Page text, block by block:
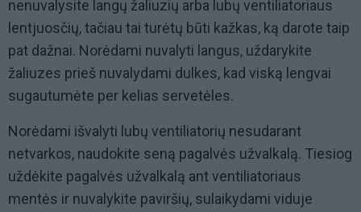
nenuvalysite langų žaliuzių arba lubų ventiliatoriaus
lentjuosčių, tačiau tai turėtų būti kažkas, ką darote taip
pat dažnai. Norėdami nuvalyti langus, uždarykite
žaliuzes prieš nuvalydami dulkes, kad viską lengvai
sugautumėte per kelias servetėles.
Norėdami išvalyti lubų ventiliatorių nesudarant
netvarkos, naudokite seną pagalvės užvalkalą. Tiesiog
uždėkite pagalvės užvalkalą ant ventiliatoriaus
mentės ir nuvalykite paviršių, sulaikydami viduje